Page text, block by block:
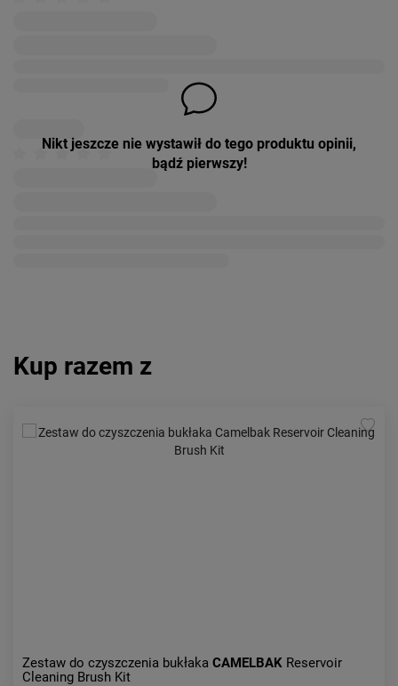
Nikt jeszcze nie wystawił do tego produktu opinii,
bądź pierwszy!
Kup razem z
Zestaw do czyszczenia bukłaka CAMELBAK Reservoir
Cleaning Brush Kit